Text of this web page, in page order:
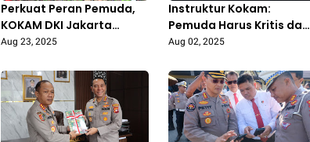
Perkuat Peran Pemuda,
KOKAM DKI Jakarta
Nyatakan Dukungan
Aug 23, 2025
Instruktur Kokam:
Pemuda Harus Kritis dan
Konstruktif dalam
Aug 02, 2025